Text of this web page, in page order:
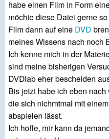
habe einen Film in Form
möchte diese Datei gerne
Film dann auf eine DVD
meines Wissens nach noch
Ich kenne mich in der
sind meine bisherigen
DVDlab eher bescheiden
Bis jetzt habe ich eben
die sich nichmtmal mit
abspielen lässt.
Ich hoffe, mir kann da